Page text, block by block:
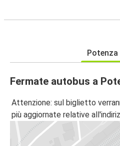
Potenza
Fermate autobus a
Attenzione: sul biglietto
più aggiornate relative